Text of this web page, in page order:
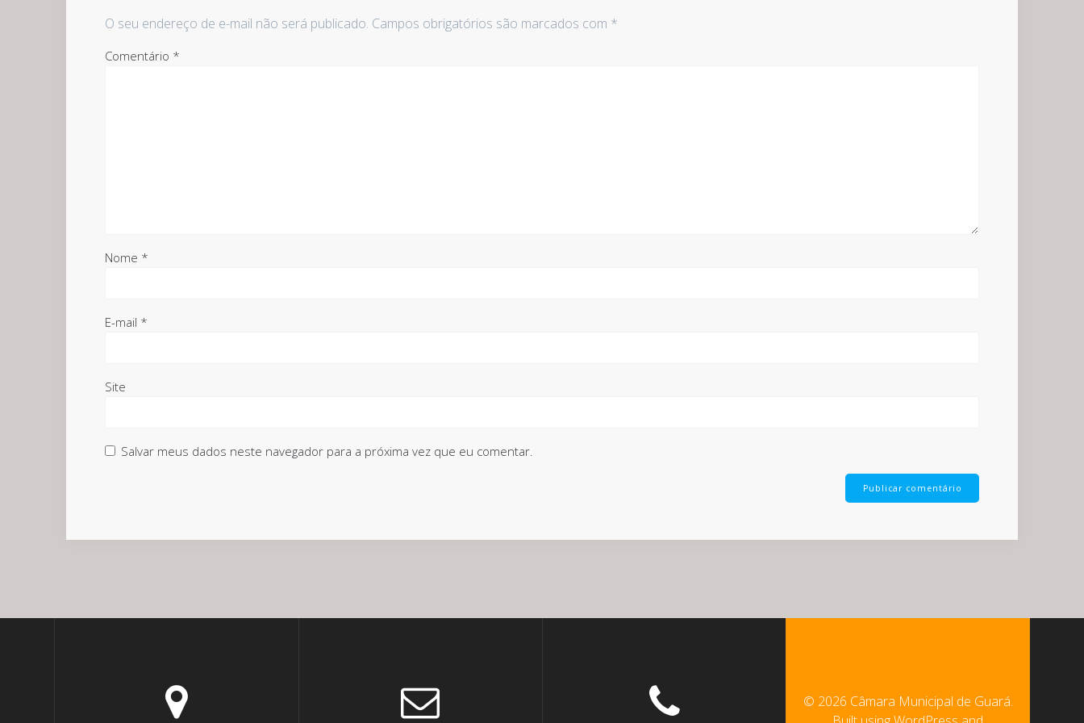
O seu endereço de e-mail não será publicado. Campos obrigatórios são marcados com *
Comentário *
Nome *
E-mail *
Site
Salvar meus dados neste navegador para a próxima vez que eu comentar.
© 2026 Câmara Municipal de Guará.